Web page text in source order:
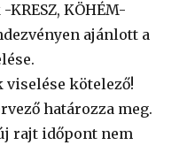
KÖHÉM-
ajánlott a
viselése kötelező!
határozza meg.
rajt időpont nem